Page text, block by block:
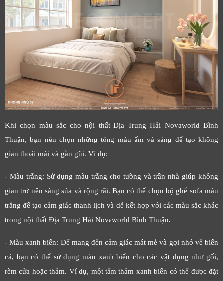
Khi chọn màu sắc cho nội thất Địa Trung Hải Novaworld Bình
Thuận, bạn nên chọn những tông màu ấm và sáng để tạo không
gian thoải mái và gần gũi. Ví dụ:
- Màu trắng: Sử dụng màu trắng cho tường và trần nhà giúp không
gian trở nên sáng sủa và rộng rãi. Bạn có thể chọn bộ ghế sofa màu
trắng để tạo cảm giác thanh lịch và dễ kết hợp với các màu sắc khác
trong nội thất Địa Trung Hải Novaworld Bình Thuận.
- Màu xanh biển: Để mang đến cảm giác mát mẻ và gợi nhớ về biển
cả, bạn có thể sử dụng màu xanh biển cho các vật dụng như gối,
rèm cửa hoặc thảm. Ví dụ, một tấm thảm xanh biển có thể được đặt